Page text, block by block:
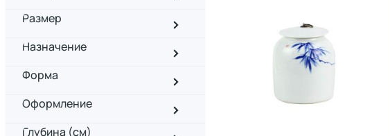
Размер
Назначение
Форма
Оформление
Глубина (см)